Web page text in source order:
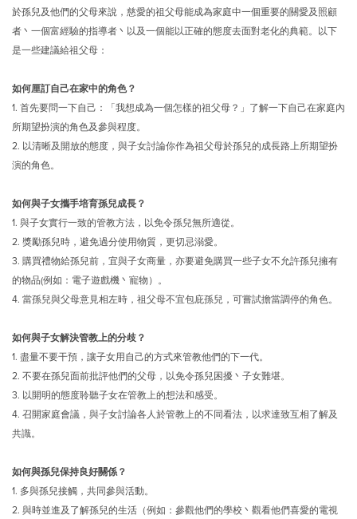
於孫兒及他們的父母來說，慈愛的祖父母能成為家庭中一個重要的關愛及照顧
者丶一個富經驗的指導者丶以及一個能以正確的態度去面對老化的典範。以下
是一些建議給祖父母：
如何厘訂自己在家中的角色？
1. 首先要問一下自己：「我想成為一個怎樣的祖父母？」了解一下自己在家庭內
所期望扮演的角色及參與程度。
2. 以清晰及開放的態度，與子女討論你作為祖父母於孫兒的成長路上所期望扮
演的角色。
如何與子女攜手培育孫兒成長？
1. 與子女實行一致的管教方法，以免令孫兒無所適從。
2. 獎勵孫兒時，避免過分使用物質，更切忌溺愛。
3. 購買禮物給孫兒前，宜與子女商量，亦要避免購買一些子女不允許孫兒擁有
的物品(例如：電子遊戲機丶寵物）。
4. 當孫兒與父母意見相左時，祖父母不宜包庇孫兒，可嘗試擔當調停的角色。
如何與子女解決管教上的分歧？
1. 盡量不要干預，讓子女用自己的方式來管教他們的下一代。
2. 不要在孫兒面前批評他們的父母，以免令孫兒困擾丶子女難堪。
3. 以開明的態度聆聽子女在管教上的想法和感受。
4. 召開家庭會議，與子女討論各人於管教上的不同看法，以求達致互相了解及
共識。
如何與孫兒保持良好關係？
1. 多與孫兒接觸，共同參與活動。
2. 與時並進及了解孫兒的生活（例如：參觀他們的學校丶觀看他們喜愛的電視